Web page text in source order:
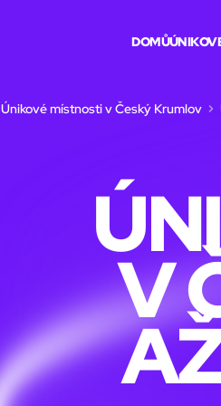
DOMŮ
Únikové místnosti v Český Krumlov
V